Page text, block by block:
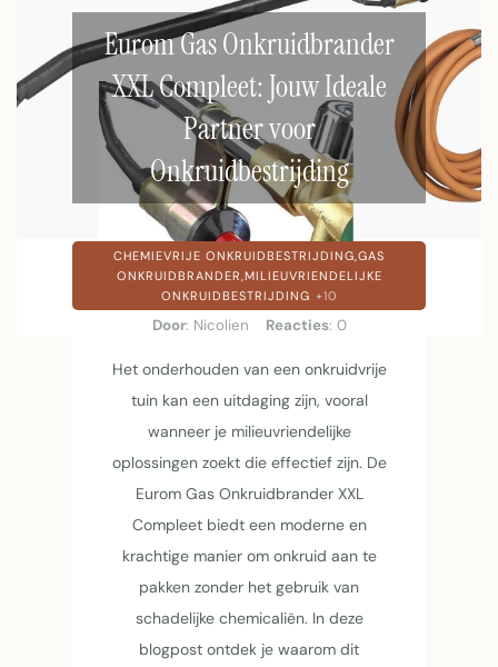
Eurom Gas Onkruidbrander
XXL Compleet: Jouw Ideale
Partner voor
Onkruidbestrijding
CHEMIEVRIJE ONKRUIDBESTRIJDING,GAS
ONKRUIDBRANDER,MILIEUVRIENDELIJKE
ONKRUIDBESTRIJDING +10
Door: Nicolien Reacties: 0
Het onderhouden van een onkruidvrije
tuin kan een uitdaging zijn, vooral
wanneer je milieuvriendelijke
oplossingen zoekt die effectief zijn. De
Eurom Gas Onkruidbrander XXL
Compleet biedt een moderne en
krachtige manier om onkruid aan te
pakken zonder het gebruik van
schadelijke chemicaliën. In deze
blogpost ontdek je waarom dit